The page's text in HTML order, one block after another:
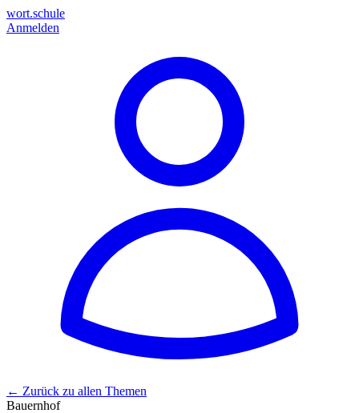
wort.schule
Anmelden
← Zurück zu allen Themen
Bauernhof